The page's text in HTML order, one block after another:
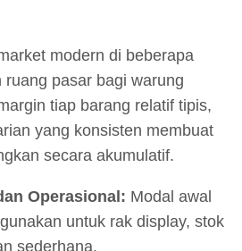
modern di beberapa
pasar bagi warung
tiap barang relatif tipis,
yang konsisten membuat
secara akumulatif.
Operasional: Modal awal
untuk rak display, stok
sederhana.